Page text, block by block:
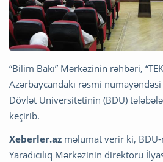
“Bilim Bakı” Mərkəzinin rəhbəri,
Azərbaycandakı rəsmi nümayəndəsi
Dövlət Universitetinin (BDU)
keçirib.
Xeberler.az məlumat verir ki,
Yaradıcılıq Mərkəzinin direktoru